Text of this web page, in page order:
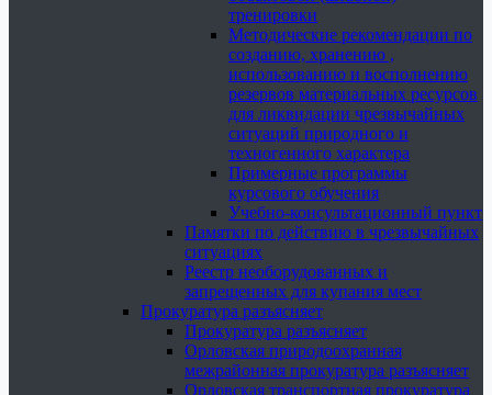
тренировки
Методические рекомендации по
созданию, хранению ,
использованию и восполнению
резервов материальных ресурсов
для ликвидации чрезвычайных
ситуаций природного и
техногенного характера
Примерные программы
курсового обучения
Учебно-консультационный пункт
Памятки по действию в чрезвычайных
ситуациях
Реестр необорудованных и
запрещенных для купания мест
Прокуратура разъясняет
Прокуратура разъясняет
Орловская природоохранная
межрайонная прокуратура разъясняет
Орловская транспортная прокуратура